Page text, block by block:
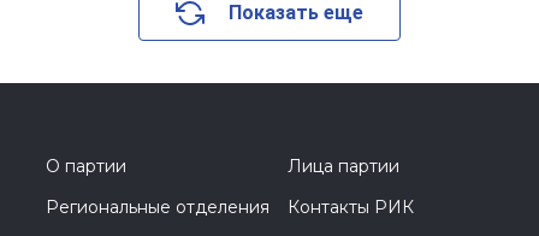
Показать еще
О партии
Лица партии
Региональные отделения
Контакты РИК